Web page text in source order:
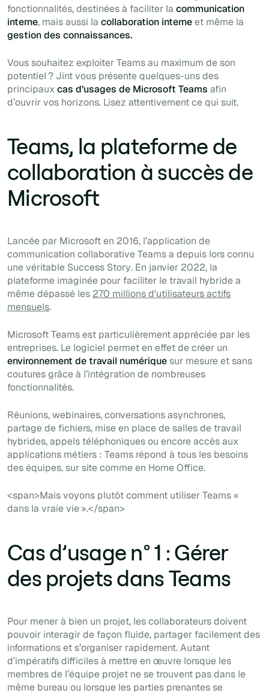
fonctionnalités, destinées à faciliter la communication
interne, mais aussi la collaboration interneet même la
gestion des connaissances.
Vous souhaitez exploiter Teams au maximum de son
potentiel ? Jint vous présente quelques-uns des
principauxcas d’usages de Microsoft Teams afin
d’ouvrir vos horizons. Lisez attentivement ce qui suit.
Teams, la plateforme de
collaboration à succès de
Microsoft
Lancée par Microsoft en 2016, l’application de
communication collaborative Teams a depuis lors connu
une véritable Success Story. En janvier 2022, la
plateforme imaginée pour faciliter le travail hybride a
même dépassé les 270 millions d'utilisateurs actifs
mensuels.
Microsoft Teams est particulièrement appréciée par les
entreprises. Le logiciel permet en effet de créer un
environnement de travail numériquesur mesure et sans
coutures grâce à l’intégration de nombreuses
fonctionnalités.
Réunions, webinaires, conversations asynchrones,
partage de fichiers, mise en place de salles de travail
hybrides, appels téléphoniques ou encore accès aux
applications métiers : Teams répond à tous les besoins
des équipes, sur site comme en Home Office.
<span>Mais voyons plutôt comment utiliser Teams «
dans la vraie vie ».</span>
Cas d’usage n° 1 : Gérer
des projets dans Teams
Pour mener à bien un projet, les collaborateurs doivent
pouvoir interagir de façon fluide, partager facilement des
informations et s’organiser rapidement. Autant
d’impératifs difficiles à mettre en œuvre lorsque les
membres de l’équipe projet ne se trouvent pas dans le
même bureau ou lorsque les parties prenantes se